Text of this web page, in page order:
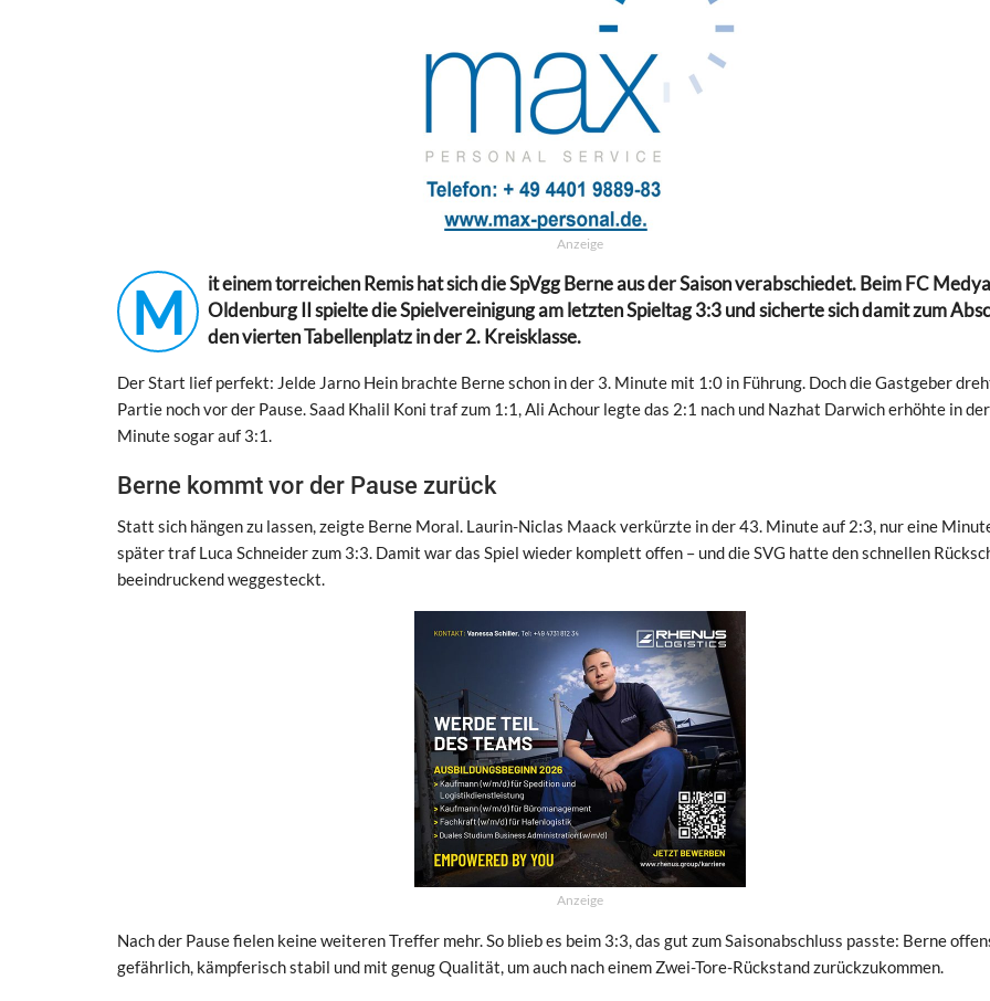
Anzeige
M
it einem torreichen Remis hat sich die SpVgg Berne aus der Saison verabschiedet. Beim FC Medya
Oldenburg II spielte die Spielvereinigung am letzten Spieltag 3:3 und sicherte sich damit zum
den vierten Tabellenplatz in der 2. Kreisklasse.
Der Start lief perfekt: Jelde Jarno Hein brachte Berne schon in der 3. Minute mit 1:0 in Führung. Doch die Gastgeber
Partie noch vor der Pause. Saad Khalil Koni traf zum 1:1, Ali Achour legte das 2:1 nach und Nazhat Darwich erhöhte in
Minute sogar auf 3:1.
Berne kommt vor der Pause zurück
Statt sich hängen zu lassen, zeigte Berne Moral. Laurin-Niclas Maack verkürzte in der 43. Minute auf 2:3, nur eine
später traf Luca Schneider zum 3:3. Damit war das Spiel wieder komplett offen – und die SVG hatte den schnellen
beeindruckend weggesteckt.
Anzeige
Nach der Pause fielen keine weiteren Treffer mehr. So blieb es beim 3:3, das gut zum Saisonabschluss passte: Berne
gefährlich, kämpferisch stabil und mit genug Qualität, um auch nach einem Zwei-Tore-Rückstand zurückzukommen.